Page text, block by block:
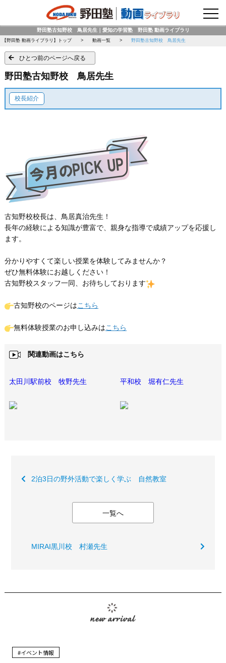
野田塾古知野校 鳥居先生｜愛知の学習塾 野田塾 動画ライブラリ
【野田塾 動画ライブラリ】トップ 動画一覧 野田塾古知野校 鳥居先生
ひとつ前のページへ戻る
野田塾古知野校 鳥居先生
校長紹介
古知野校校長は、鳥居真治先生！
長年の経験による知識が豊富で、親身な指導で成績アップを応援し
ます。
分かりやすくて楽しい授業を体験してみませんか？
ぜひ無料体験にお越しください！
古知野校スタッフ一同、お待ちしております
古知野校のページはこちら
無料体験授業のお申し込みはこちら
関連動画はこちら
太田川駅前校 牧野先生 平和校 堀有仁先生
2泊3日の野外活動で楽しく学ぶ 自然教室
一覧へ
MIRAI黒川校 村瀬先生